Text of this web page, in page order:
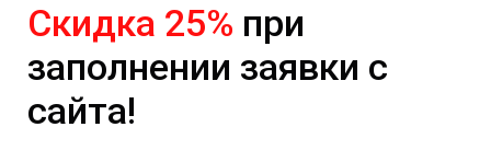
Скидка 25% при
заполнении заявки с
сайта!